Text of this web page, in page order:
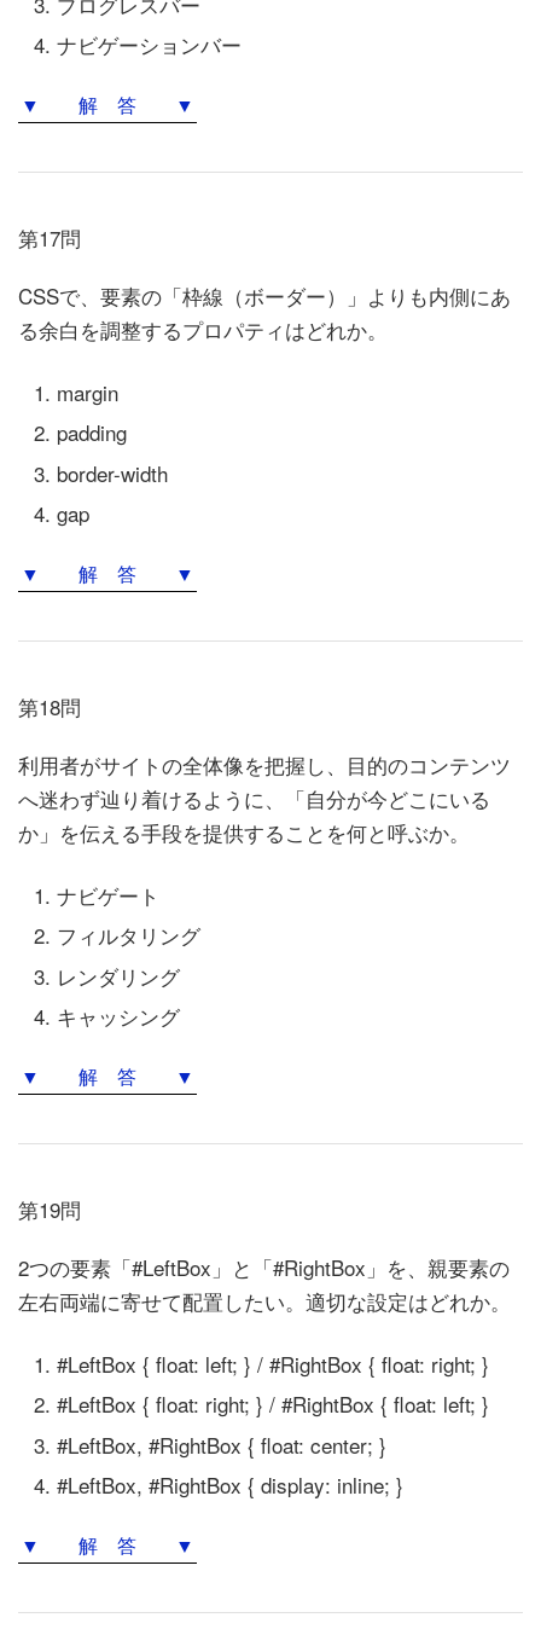
ナビゲーションバー
▼ 解 答 ▼
第17問
CSSで、要素の「枠線（ボーダー）」よりも内側にあ
る余白を調整するプロパティはどれか。
margin
padding
border-width
gap
▼ 解 答 ▼
第18問
利用者がサイトの全体像を把握し、目的のコンテンツ
へ迷わず辿り着けるように、「自分が今どこにいる
か」を伝える手段を提供することを何と呼ぶか。
ナビゲート
フィルタリング
レンダリング
キャッシング
▼ 解 答 ▼
第19問
2つの要素「#LeftBox」と「#RightBox」を、親要素の
左右両端に寄せて配置したい。適切な設定はどれか。
#LeftBox { float: left; } / #RightBox { float: right; }
#LeftBox { float: right; } / #RightBox { float: left; }
#LeftBox, #RightBox { float: center; }
#LeftBox, #RightBox { display: inline; }
▼ 解 答 ▼